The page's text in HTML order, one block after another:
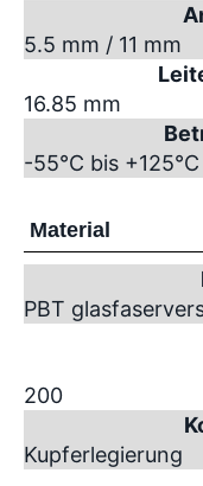
5.5 mm / 11 mm
16.85 mm
-55°C bis +125°C
Material
PBT
200
Kupferlegierung